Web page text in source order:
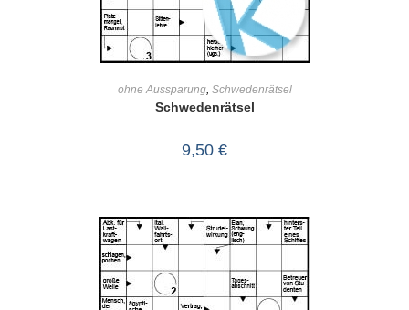
ohne Aussparung, Schwedenrätsel
Schwedenrätsel
9,50 €